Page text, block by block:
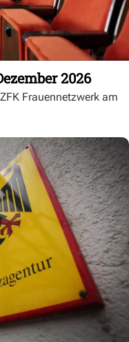
2026
Frauennetzwerk am